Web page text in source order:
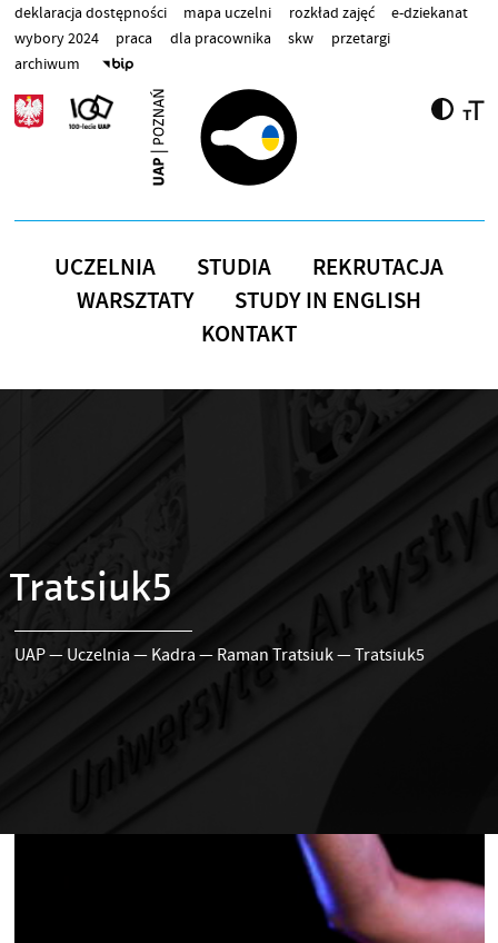
Przejdź do treści
deklaracja dostępności mapa uczelni rozkład zajęć
e-dziekanat
wybory 2024
praca dla pracownika skw
przetargi
archiwum
UCZELNIA STUDIA
REKRUTACJA
WARSZTATY
STUDY IN ENGLISH
KONTAKT
Tratsiuk5
UAP— Uczelnia — Kadra — Raman Tratsiuk—Tratsiuk5